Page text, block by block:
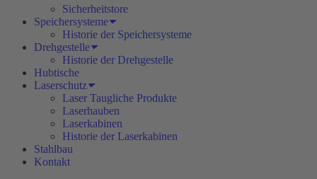
Sicherheitstore
Speichersysteme
Historie der Speichersysteme
Drehgestelle
Historie der Drehgestelle
Hubtische
Laserschutz
Laser Taugliche Produkte
Laserhauben
Laserkabinen
Historie der Laserkabinen
Stahlbau
Kontakt